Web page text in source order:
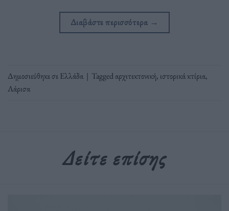
Διαβάστε περισσότερα →
Δημοσιεύθηκε σεΕλλάδα | Taggedαρχιτεκτονική, ιστορικά κτίρια,
Λάρισα
Δείτε επίσης